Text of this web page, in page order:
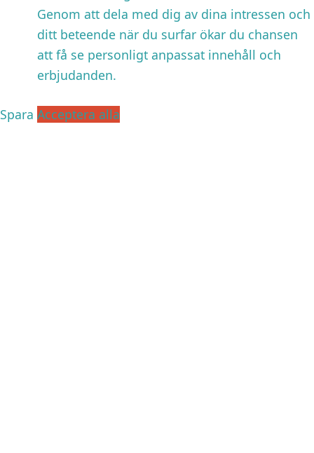
Genom att dela med dig av dina intressen och
ditt beteende när du surfar ökar du chansen
att få se personligt anpassat innehåll och
erbjudanden.
Spara Acceptera alla